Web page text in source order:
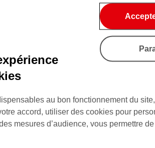
au bon fonctionnement du
accord, utiliser des cookies pour
mesures d’audience, vous permettre